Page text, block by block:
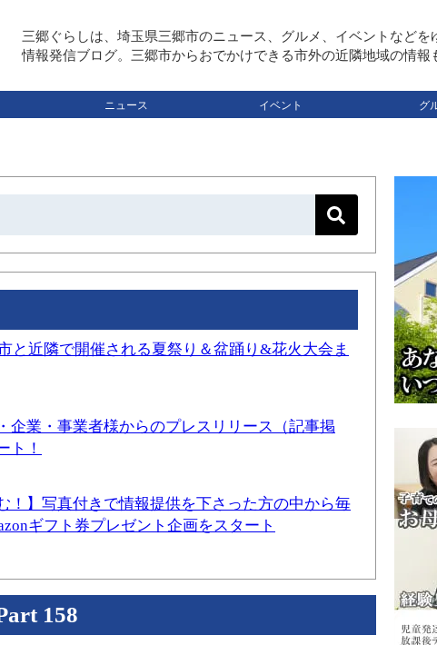
三郷ぐらしは、埼玉県三郷市のニュース、グルメ、イベントなど
情報発信ブログ。三郷市からおでかけできる市外の近隣地域の情報
ニュース イベント グ
と近隣で開催される夏祭り＆盆踊り&花火大会ま
企業・事業者様からのプレスリリース（記事掲
ト！
！】写真付きで情報提供を下さった方の中から毎
ギフト券プレゼント企画をスタート
158